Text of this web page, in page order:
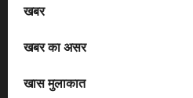
खबर
खबर का असर
खास मुलाकात